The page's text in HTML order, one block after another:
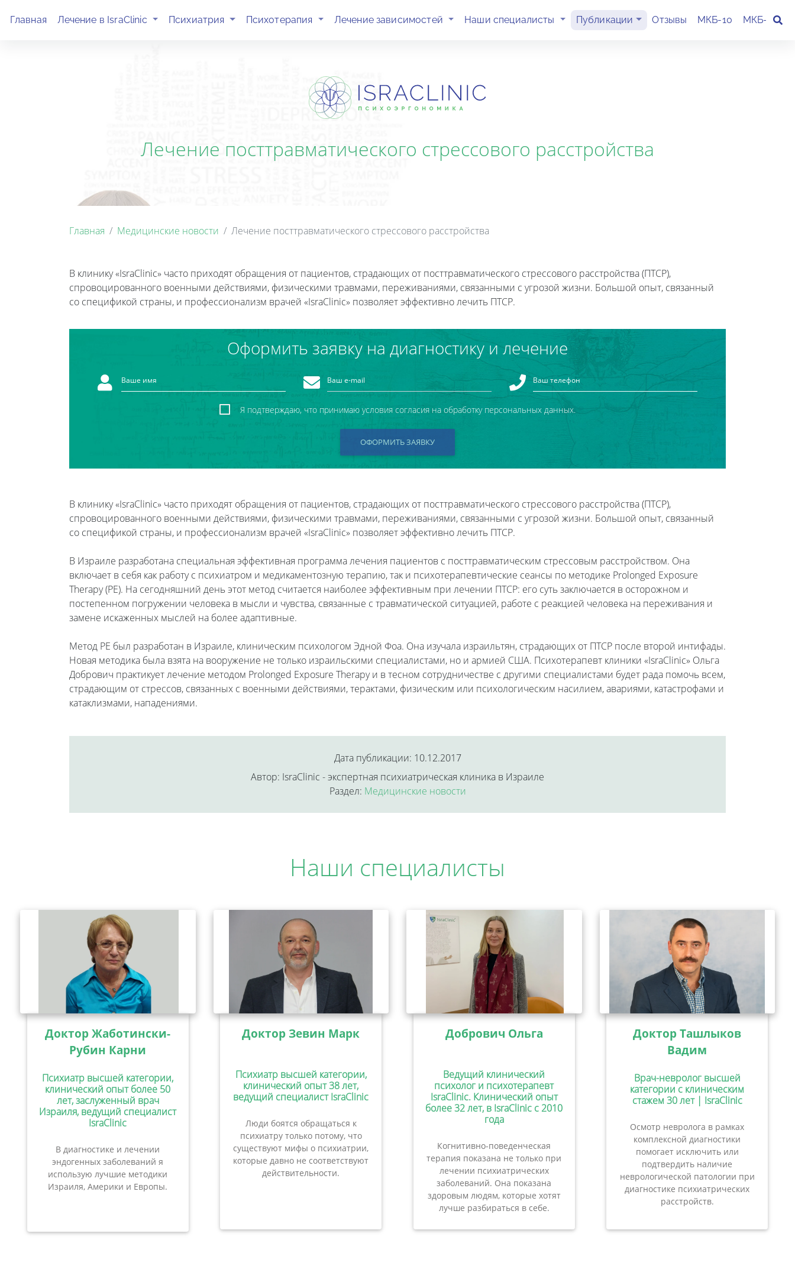
Главная Лечение в IsraClinic (current)Психиатрия (current)Психотерапия (current)Лечение зависимостей (current)Наши специалисты (current)Публикации Отзывы МКБ-10 МКБ-11
Лечение посттравматического стрессового расстройства
Главная Медицинские новости Лечение посттравматического стрессового расстройства
В клинику «IsraClinic» часто приходят обращения от пациентов, страдающих от посттравматического стрессового расстройства (ПТСР),
спровоцированного военными действиями, физическими травмами, переживаниями, связанными с угрозой жизни. Большой опыт, связанный
со спецификой страны, и профессионализм врачей «IsraClinic» позволяет эффективно лечить ПТСР.
Оформить заявку на диагностику и лечение
Я подтверждаю, что принимаю условия согласия на обработку персональных данных.
ОФОРМИТЬ ЗАЯВКУ
В клинику «IsraClinic» часто приходят обращения от пациентов, страдающих от посттравматического стрессового расстройства (ПТСР),
спровоцированного военными действиями, физическими травмами, переживаниями, связанными с угрозой жизни. Большой опыт, связанный
со спецификой страны, и профессионализм врачей «IsraClinic» позволяет эффективно лечить ПТСР.
В Израиле разработана специальная эффективная программа лечения пациентов с посттравматическим стрессовым расстройством. Она
включает в себя как работу с психиатром и медикаментозную терапию, так и психотерапевтические сеансы по методике Prolonged Exposure
Therapy (PE). На сегодняшний день этот метод считается наиболее эффективным при лечении ПТСР: его суть заключается в осторожном и
постепенном погружении человека в мысли и чувства, связанные с травматической ситуацией, работе с реакцией человека на переживания и
замене искаженных мыслей на более адаптивные.
Метод PE был разработан в Израиле, клиническим психологом Эдной Фоа. Она изучала израильтян, страдающих от ПТСР после второй интифады.
Новая методика была взята на вооружение не только израильскими специалистами, но и армией США. Психотерапевт клиники «IsraClinic» Ольга
Добрович практикует лечение методом Prolonged Exposure Therapy и в тесном сотрудничестве с другими специалистами будет рада помочь всем,
страдающим от стрессов, связанных с военными действиями, терактами, физическим или психологическим насилием, авариями, катастрофами и
катаклизмами, нападениями.
Дата публикации: 10.12.2017
Автор: IsraClinic - экспертная психиатрическая клиника в Израиле
Раздел: Медицинские новости
Наши специалисты
Доктор Жаботински-
Рубин Карни
Психиатр высшей категории,
клинический опыт более 50
лет, заслуженный врач
Израиля, ведущий специалист
IsraClinic
В диагностике и лечении
эндогенных заболеваний я
использую лучшие методики
Израиля, Америки и Европы.
Доктор Зевин Марк
Психиатр высшей категории,
клинический опыт 38 лет,
ведущий специалист IsraClinic
Люди боятся обращаться к
психиатру только потому, что
существуют мифы о психиатрии,
которые давно не соответствуют
действительности.
Добрович Ольга
Ведущий клинический
психолог и психотерапевт
IsraClinic. Клинический опыт
более 32 лет, в IsraClinic с 2010
года
Когнитивно-поведенческая
терапия показана не только при
лечении психиатрических
заболеваний. Она показана
здоровым людям, которые хотят
лучше разбираться в себе.
Доктор Ташлыков
Вадим
Врач-невролог высшей
категории с клиническим
стажем 30 лет | IsraClinic
Осмотр невролога в рамках
комплексной диагностики
помогает исключить или
подтвердить наличие
неврологической патологии при
диагностике психиатрических
расстройств.